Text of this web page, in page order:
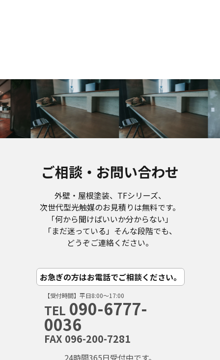
ご相談・お問い合わせ
外壁・屋根塗装、TFシリーズ、
次世代型光触媒のお見積りは無料です。
「何から聞けばいいか分からない」
「まだ迷っている」そんな段階でも、
どうぞご連絡ください。
お急ぎの方はお電話でご相談ください。
【受付時間】平日8:00〜17:00
TEL 090-6777-
0036
FAX 096-200-7281
24時間365日受付中です。